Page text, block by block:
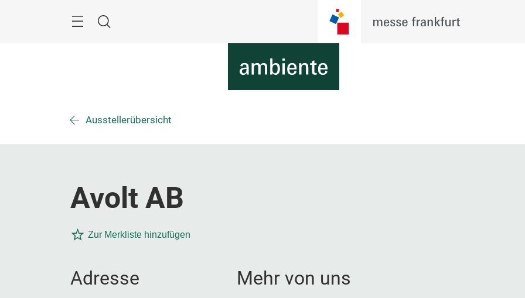
Suche
Ausstellerübersicht
Avolt AB
Zur Merkliste hinzufügen
Adresse Mehr von uns